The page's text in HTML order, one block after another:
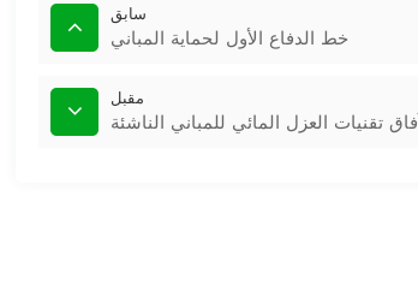
سابق
خط الدفاع الأول لحماية المباني
مقبل
آفاق تقنيات العزل المائي للمباني الناشئة